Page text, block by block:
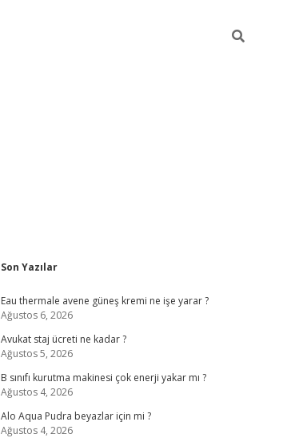
Sidebar
Son Yazılar
Eau thermale avene güneş kremi ne işe yarar ?
Ağustos 6, 2026
Avukat staj ücreti ne kadar ?
Ağustos 5, 2026
B sınıfı kurutma makinesi çok enerji yakar mı ?
Ağustos 4, 2026
Alo Aqua Pudra beyazlar için mi ?
Ağustos 4, 2026